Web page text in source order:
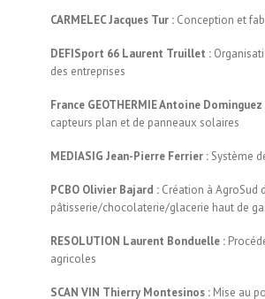
CARMELEC Jacques Tur : Conception et
DEFISport 66 Laurent Truillet :
des entreprises
France GEOTHERMIE Antoine Dominguez
capteurs plan et de panneaux solaires
MEDIASIG Jean-Pierre Ferrier : Système
PCBO Olivier Bajard : Création à AgroSud
pâtisserie/chocolaterie/glacerie haut de
RESOLUTION Laurent Bonduelle :
agricoles
SCAN VIN Thierry Montesinos : Mise au